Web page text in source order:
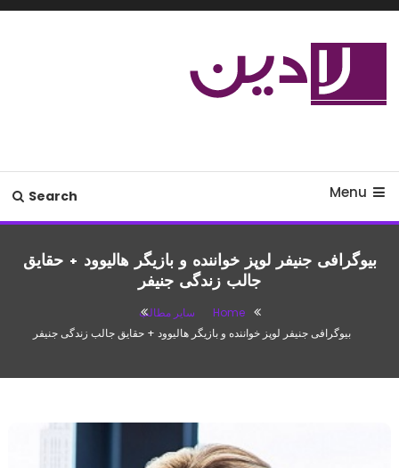
Skip
Menu
Search
بیوگرافی جنیفر لوپز خواننده و بازیگر هالیوود + حقایق
جالب زندگی جنیفر
Home
سایر مطالب
بیوگرافی جنیفر لوپز خواننده و بازیگر هالیوود + حقایق جالب زندگی جنیفر